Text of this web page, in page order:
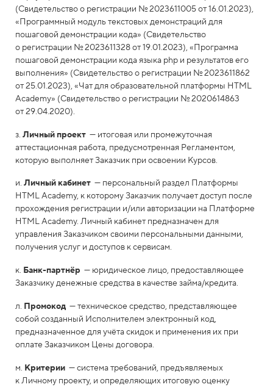
(Свидетельство о регистрации № 2023611005 от 16.01.2023),
«Программный модуль текстовых демонстраций для
пошаговой демонстрации кода» (Свидетельство
о регистрации № 2023611328 от 19.01.2023), «Программа
пошаговой демонстрации кода языка php и результатов его
выполнения» (Свидетельство о регистрации № 2023611862
от 25.01.2023), «Чат для образовательной платформы HTML
Academy» (Свидетельство о регистрации № 2020614863
от 29.04.2020).
з. Личный проект — итоговая или промежуточная
аттестационная работа, предусмотренная Регламентом,
которую выполняет Заказчик при освоении Курсов.
и. Личный кабинет — персональный раздел Платформы
HTML Academy, к которому Заказчик получает доступ после
прохождения регистрации и/или авторизации на Платформе
HTML Academy. Личный кабинет предназначен для
управления Заказчиком своими персональными данными,
получения услуг и доступов к сервисам.
к. Банк-партнёр — юридическое лицо, предоставляющее
Заказчику денежные средства в качестве займа/кредита.
л. Промокод — техническое средство, представляющее
собой созданный Исполнителем электронный код,
предназначенное для учёта скидок и применения их при
оплате Заказчиком Цены договора.
м. Критерии — система требований, предъявляемых
к Личному проекту, и определяющих итоговую оценку